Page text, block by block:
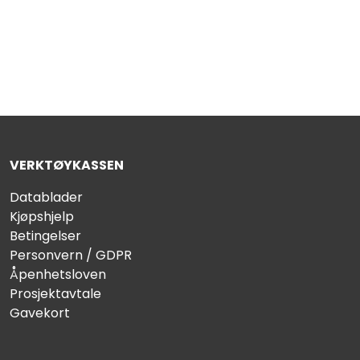
VERKTØYKASSEN
Datablader
Kjøpshjelp
Betingelser
Personvern / GDPR
Åpenhetsloven
Prosjektavtale
Gavekort